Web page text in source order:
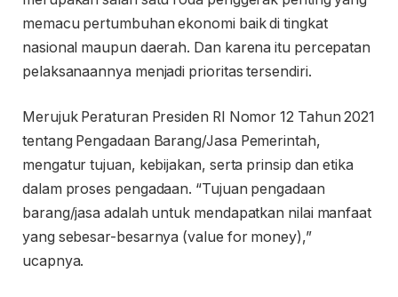
memacu pertumbuhan ekonomi baik di tingkat
nasional maupun daerah. Dan karena itu percepatan
pelaksanaannya menjadi prioritas tersendiri.
Merujuk Peraturan Presiden RI Nomor 12 Tahun 2021
tentang Pengadaan Barang/Jasa Pemerintah,
mengatur tujuan, kebijakan, serta prinsip dan etika
dalam proses pengadaan. “Tujuan pengadaan
barang/jasa adalah untuk mendapatkan nilai manfaat
yang sebesar-besarnya (value for money),”
ucapnya.